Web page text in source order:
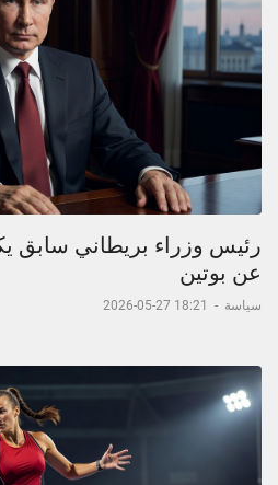
رئيس وزراء بريطاني سابق
عن بوتين
سياسة -
18:21 27-05-2026